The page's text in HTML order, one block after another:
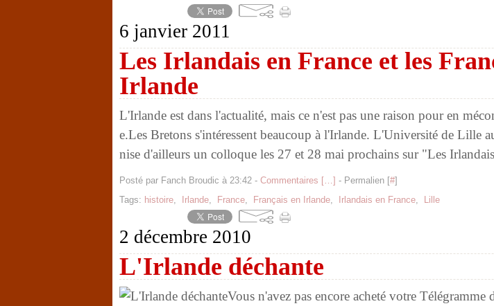
6 janvier 2011
Les Irlandais en France et les
Irlande
L'Irlande est dans l'actualité, mais ce n'est pas une raison pour en
e.Les Bretons s'intéressent beaucoup à l'Irlande. L'Université de Lille
nise d'ailleurs un colloque les 27 et 28 mai prochains sur "Les
Posté par Fanch Broudic à 23:42 - Commentaires […] - Permalien [#]
Tags: histoire, Irlande, France, Français en Irlande, Irlandais en France, Lille
2 décembre 2010
L'Irlande déchante
Vous n'avez pas encore acheté votre Télégramme